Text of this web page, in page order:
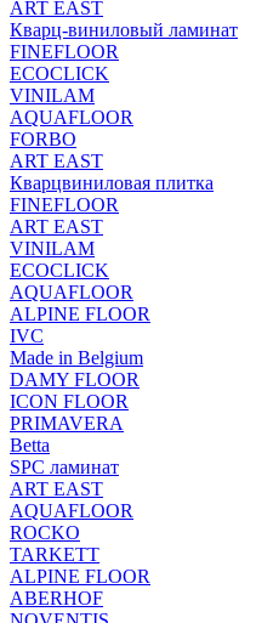
ART EAST
Кварц-виниловый ламинат
FINEFLOOR
ECOCLICK
VINILAM
AQUAFLOOR
FORBO
ART EAST
Кварцвиниловая плитка
FINEFLOOR
ART EAST
VINILAM
ECOCLICK
AQUAFLOOR
ALPINE FLOOR
IVC
Made in Belgium
DAMY FLOOR
ICON FLOOR
PRIMAVERA
Betta
SPC ламинат
ART EAST
AQUAFLOOR
ROCKO
TARKETT
ALPINE FLOOR
ABERHOF